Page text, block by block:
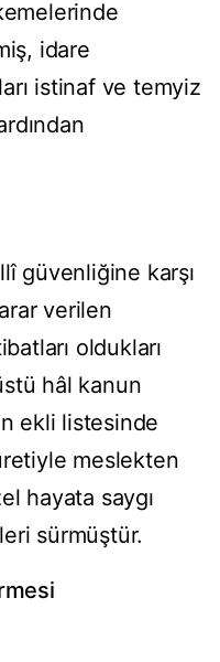
idare
istinaf ve temyiz
güvenliğine karşı
verilen
oldukları
hâl kanun
ekli listesinde
meslekten
hayata saygı
sürmüştür.